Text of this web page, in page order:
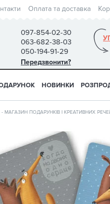
Оплата та доставка
097-854-02-30
063-682-38-03
050-194-91-29
Передзвонити?
НОВИНКИ
- МАГАЗИН ПОДАРУНКІВ І КРЕАТИВНИХ